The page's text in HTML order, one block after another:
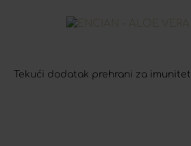
Tekući dodatak prehrani za imunitet